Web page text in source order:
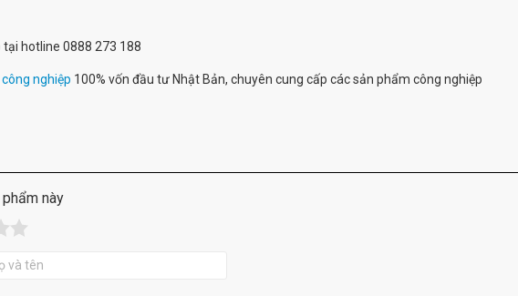
hotline 0888 273 188
nghiệp 100% vốn đầu tư Nhật Bản, chuyên cung cấp các sản phẩm công nghiệp
này